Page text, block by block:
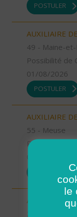
POSTULER
AUXILIAIRE
49 - Maine-
Possibilité de
01/08/2026
POSTULER
AUXILIAIRE
55 - Meuse
Possibilité de
AIDE
le